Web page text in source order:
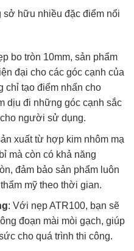
sở hữu nhiều đặc điểm nổi
bo tròn 10mm, sản phẩm
đại cho các góc cạnh của
chỉ tạo điểm nhấn cho
dịu đi những góc cạnh sắc
người sử dụng.
xuất từ hợp kim nhôm mạ
mà còn có khả năng
đảm bảo sản phẩm luôn
mỹ theo thời gian.
: Với nẹp ATR100, bạn sẽ
đoạn mài mòi gạch, giúp
cho quá trình thi công.